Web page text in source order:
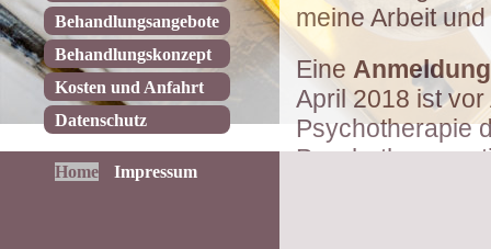
Behandlungsangebote
Behandlungskonzept
Kosten und Anfahrt
Datenschutz
meine Arbeit
Eine Anmeldung
April 2018 ist
Psychotherapie
Home Impressum